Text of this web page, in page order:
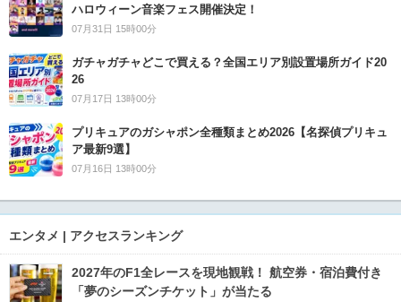
ハロウィーン音楽フェス開催決定！
07月31日 15時00分
ガチャガチャどこで買える？全国エリア別設置場所ガイド20
26
07月17日 13時00分
プリキュアのガシャポン全種類まとめ2026【名探偵プリキュ
ア最新9選】
07月16日 13時00分
エンタメ | アクセスランキング
2027年のF1全レースを現地観戦！ 航空券・宿泊費付き
「夢のシーズンチケット」が当たる